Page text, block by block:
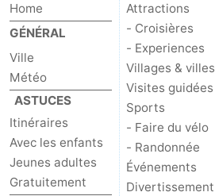
Home
GÉNÉRAL
Ville
Météo
ASTUCES
Itinéraires
Avec les enfants
Jeunes adultes
Gratuitement
Attractions
- Croisières
- Experiences
Villages & villes
Visites guidées
Sports
- Faire du vélo
- Randonnée
Événements
Divertissement